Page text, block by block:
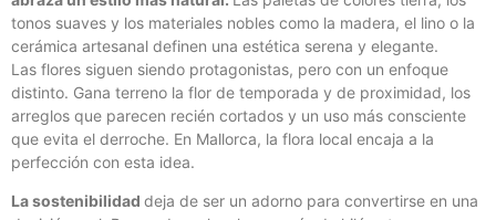
tonos suaves y los materiales nobles como la madera, el lino o la
cerámica artesanal definen una estética serena y elegante.
Las flores siguen siendo protagonistas, pero con un enfoque
distinto. Gana terreno la flor de temporada y de proximidad, los
arreglos que parecen recién cortados y un uso más consciente
que evita el derroche. En Mallorca, la flora local encaja a la
perfección con esta idea.
La sostenibilidad deja de ser un adorno para convertirse en una